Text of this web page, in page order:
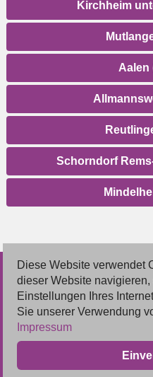
Kirchheim
Aalen
Schorndorf
© 2026 Deutsche Jobmarkt
Inserieren
Kontakt
AGB
Diese Website verwendet
dieser Website
Einstellungen Ihres
Sie unserer Verwendung
Impressum